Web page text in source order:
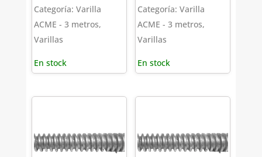
Categoría: Varilla
ACME - 3 metros,
Varillas
En stock
Categoría: Varilla
ACME - 3 metros,
Varillas
En stock